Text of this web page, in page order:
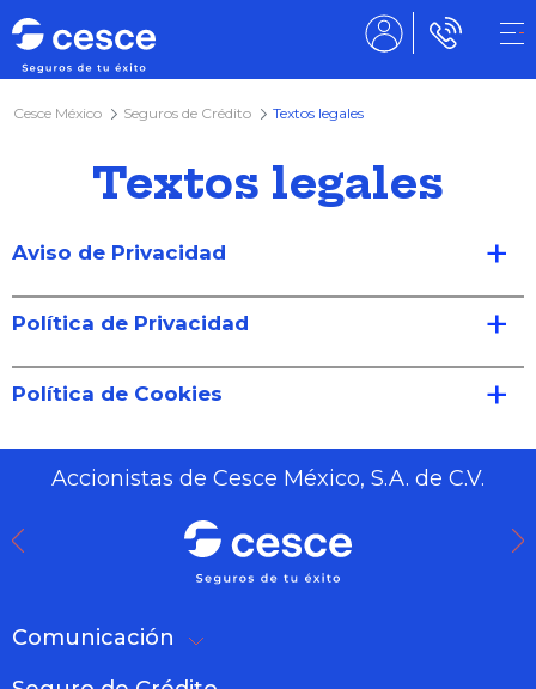
Cesce México Seguros de Crédito Textos legales
Textos legales
Aviso de Privacidad
Política de Privacidad
Política de Cookies
Accionistas de Cesce México, S.A. de C.V.
Comunicación